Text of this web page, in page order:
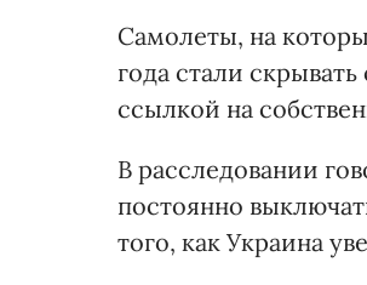
Самолеты, на
года стали
ссылкой на
В расследовании
постоянно
того, как Украина